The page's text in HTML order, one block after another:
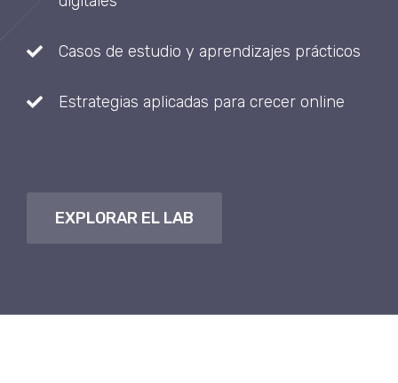
Casos de estudio y aprendizajes prácticos
Estrategias aplicadas para crecer online
EXPLORAR EL LAB